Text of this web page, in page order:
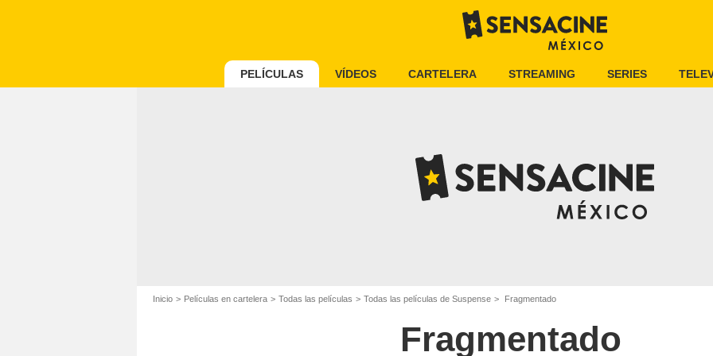
PELÍCULAS VÍDEOS CARTELERA STREAMING SERIES
Inicio Películas en cartelera Todas las películas Todas las películas de Suspense Fragmentado
Fragmentado